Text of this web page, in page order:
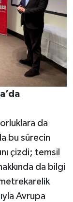
da
bu sürecin
çizdi; temsil
da bilgi
Avrupa